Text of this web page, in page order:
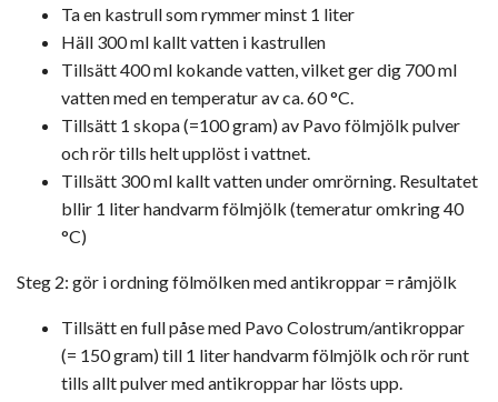
Ta en kastrull som rymmer minst 1 liter
Häll 300 ml kallt vatten i kastrullen
Tillsätt 400 ml kokande vatten, vilket ger dig 700 ml
vatten med en temperatur av ca. 60 °C.
Tillsätt 1 skopa (=100 gram) av Pavo fölmjölk pulver
och rör tills helt upplöst i vattnet.
Tillsätt 300 ml kallt vatten under omrörning. Resultatet
bllir 1 liter handvarm fölmjölk (temeratur omkring 40
°C)
Steg 2: gör i ordning fölmölken med antikroppar = råmjölk
Tillsätt en full påse med Pavo Colostrum/antikroppar
(= 150 gram) till 1 liter handvarm fölmjölk och rör runt
tills allt pulver med antikroppar har lösts upp.